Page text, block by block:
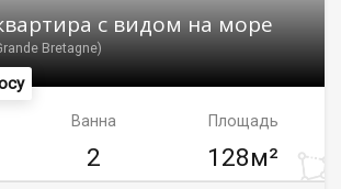
с видом на море
Bretagne)
Ванна
2
Площадь
128м²